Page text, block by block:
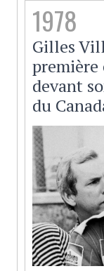
1978
Gilles
première
devant
du